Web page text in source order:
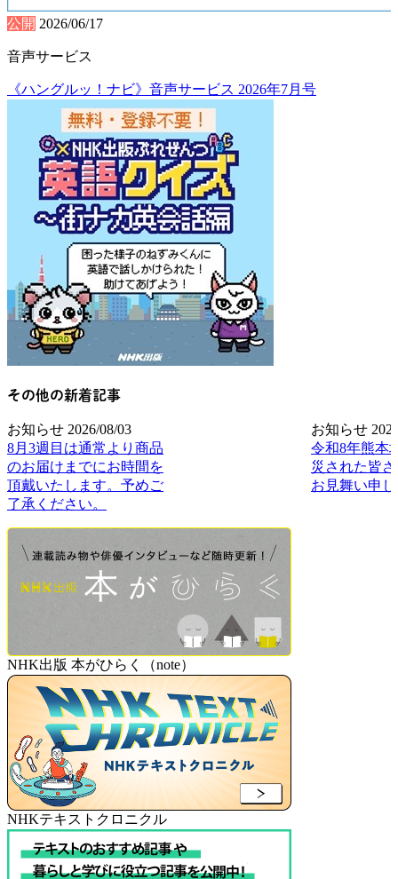
公開 2026/06/17
音声サービス
《ハングルッ！ナビ》音声サービス 2026年7月号
その他の新着記事
お知らせ 2026/08/03
8月3週目は通常より商品
のお届けまでにお時間を
頂戴いたします。予めご
了承ください。
お知らせ
令和8年熊本
災された皆
お見舞い申
NHK出版 本がひらく（note）
NHKテキストクロニクル